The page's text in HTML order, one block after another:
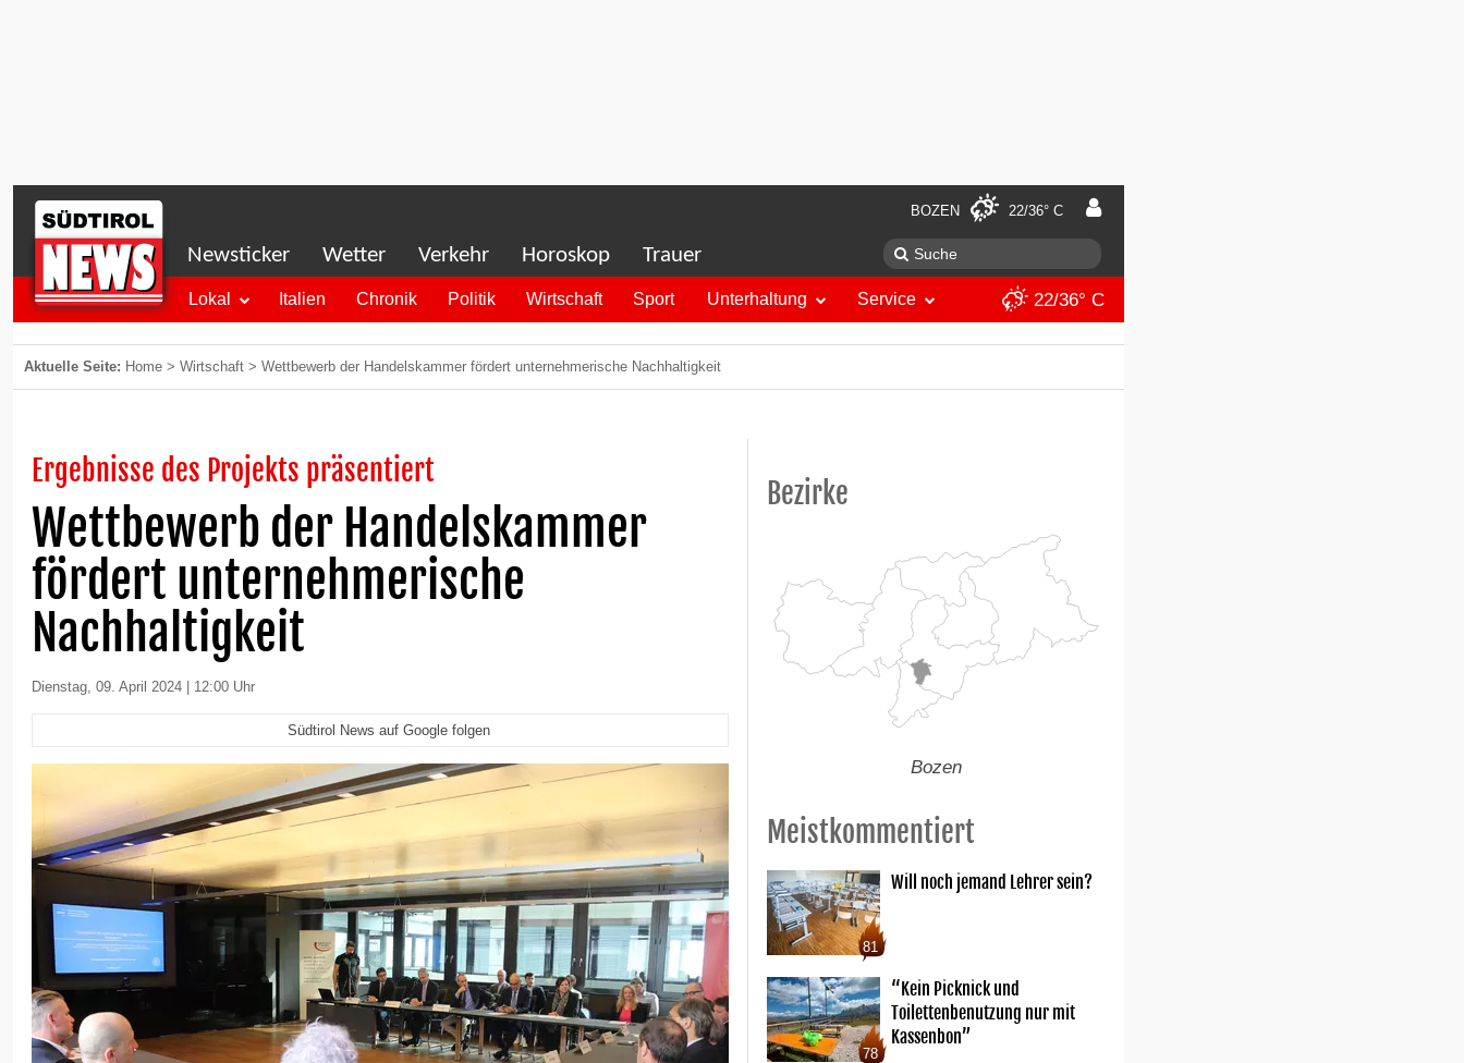
BOZEN 22/36° C
Newsticker Wetter Verkehr Horoskop Trauer
Lokal Italien Chronik Politik Wirtschaft Sport Unterhaltung Service 22/36° C
Aktuelle Seite: Home > Wirtschaft > Wettbewerb der Handelskammer fördert unternehmerische Nachhaltigkeit
Ergebnisse des Projekts präsentiert
Wettbewerb der Handelskammer
fördert unternehmerische
Nachhaltigkeit
Dienstag, 09. April 2024 | 12:00 Uhr
Südtirol News auf Google folgen
Bezirke
Bozen
Meistkommentiert
81
Will noch jemand Lehrer sein?
78
“Kein Picknick und
Toilettenbenutzung nur mit
Kassenbon”